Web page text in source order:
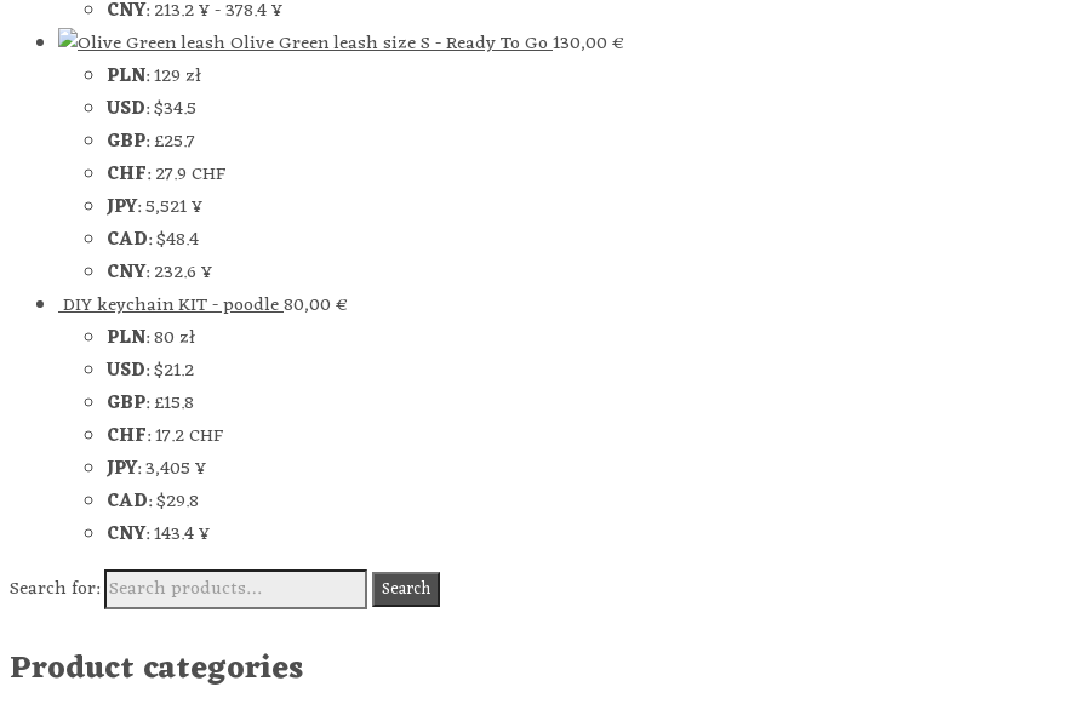
CNY:213.2 ¥-378.4 ¥
Olive Green leash size S - Ready To Go130,00€
PLN:129 zł
USD:$34.5
GBP:£25.7
CHF:27.9 CHF
JPY:5,521 ¥
CAD:$48.4
CNY:232.6 ¥
DIY keychain KIT - poodle80,00€
PLN:80 zł
USD:$21.2
GBP:£15.8
CHF:17.2 CHF
JPY:3,405 ¥
CAD:$29.8
CNY:143.4 ¥
Search for:
Search
Product categories